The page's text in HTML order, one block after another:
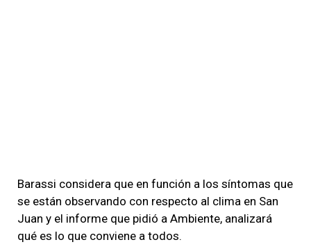
Barassi considera que en función a los síntomas que
se están observando con respecto al clima en San
Juan y el informe que pidió a Ambiente, analizará
qué es lo que conviene a todos.